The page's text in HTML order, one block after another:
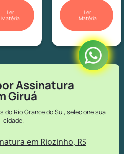
Ler
Matéria
Ler
Matéria
Assinatura
Giruá
do Rio Grande do Sul, selecione sua
cidade.
em Riozinho, RS